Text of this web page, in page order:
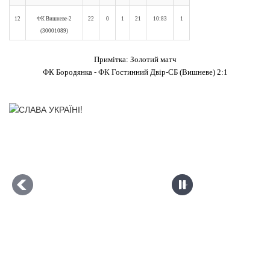
12
ФК Вишневе-2
(30001089)
22 0 1 21 10:83 1
Примітка: Золотий матч
ФК Бородянка - ФК Гостинний Двір-СБ (Вишневе) 2:1